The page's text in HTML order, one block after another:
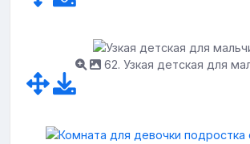
62. Узкая детская для